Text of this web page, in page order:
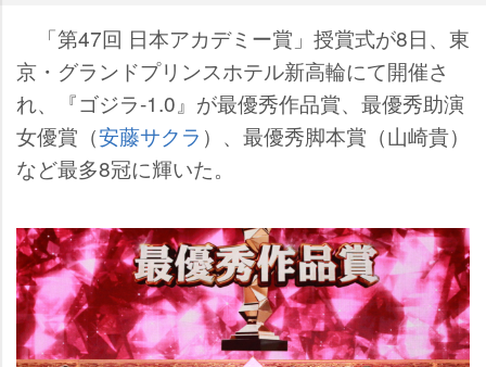
「第47回 日本アカデミー賞」授賞式が8日、東
京・グランドプリンスホテル新高輪にて開催さ
れ、『ゴジラ-1.0』が最優秀作品賞、最優秀助演
女優賞（安藤サクラ ）、最優秀脚本賞（山崎貴）
など最多8冠に輝いた。